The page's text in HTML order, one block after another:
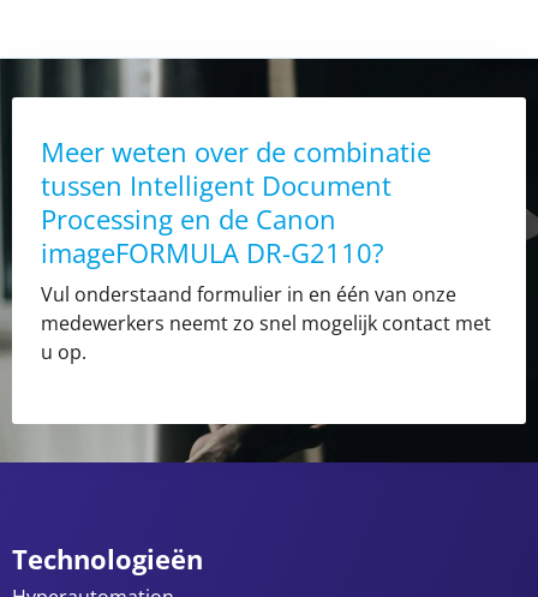
Meer weten over de combinatie
tussen Intelligent Document
Processing en de Canon
imageFORMULA DR-G2110?
Vul onderstaand formulier in en één van onze
medewerkers neemt zo snel mogelijk contact met
u op.
Technologieën